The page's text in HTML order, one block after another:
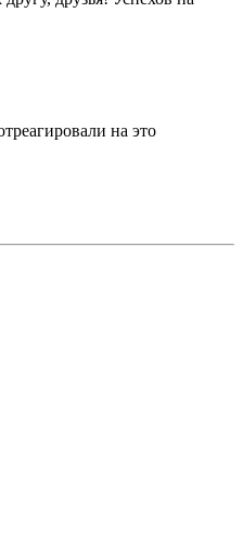
на это